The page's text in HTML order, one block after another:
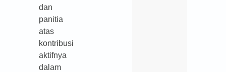
dan
panitia
atas
kontribusi
aktifnya
dalam